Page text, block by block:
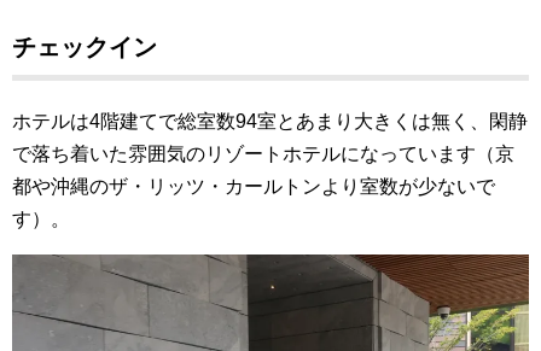
チェックイン
ホテルは4階建てで総室数94室とあまり大きくは無く、閑静
で落ち着いた雰囲気のリゾートホテルになっています（京
都や沖縄のザ・リッツ・カールトンより室数が少ないで
す）。